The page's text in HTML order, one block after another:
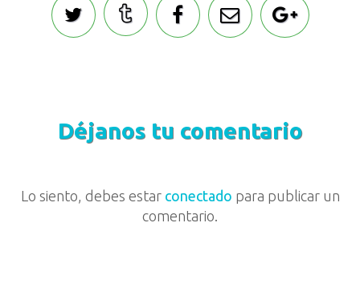
Déjanos tu comentario
Lo siento, debes estar conectado para publicar un
comentario.